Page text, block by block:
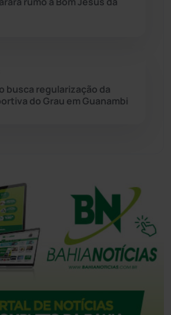
busca regularização da
do Grau em Guanambi